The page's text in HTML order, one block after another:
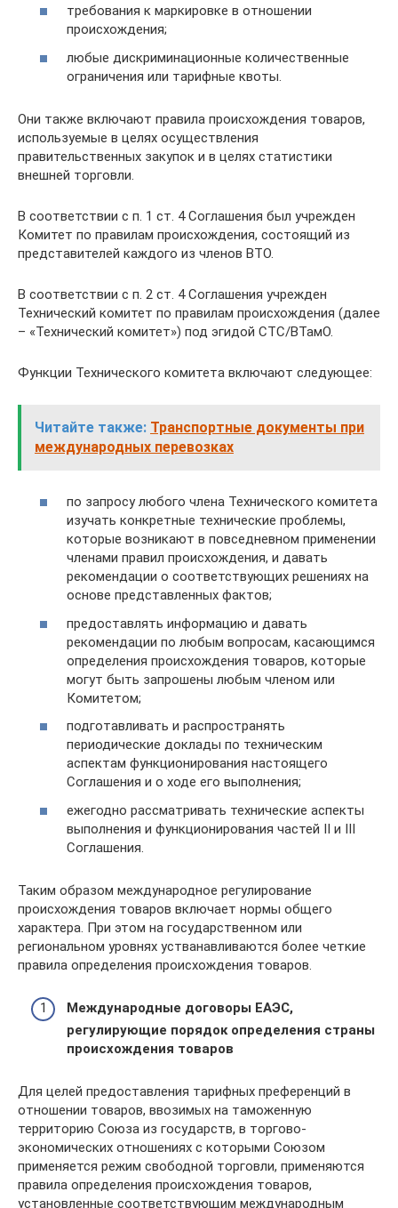
требования к маркировке в отношении
происхождения;
любые дискриминационные количественные
ограничения или тарифные квоты.
Они также включают правила происхождения товаров,
используемые в целях осуществления
правительственных закупок и в целях статистики
внешней торговли.
В соответствии с п. 1 ст. 4 Соглашения был учрежден
Комитет по правилам происхождения, состоящий из
представителей каждого из членов ВТО.
В соответствии с п. 2 ст. 4 Соглашения учрежден
Технический комитет по правилам происхождения (далее
– «Технический комитет») под эгидой СТС/ВТамО.
Функции Технического комитета включают следующее:
Читайте также: Транспортные документы при
международных перевозках
по запросу любого члена Технического комитета
изучать конкретные технические проблемы,
которые возникают в повседневном применении
членами правил происхождения, и давать
рекомендации о соответствующих решениях на
основе представленных фактов;
предоставлять информацию и давать
рекомендации по любым вопросам, касающимся
определения происхождения товаров, которые
могут быть запрошены любым членом или
Комитетом;
подготавливать и распространять
периодические доклады по техническим
аспектам функционирования настоящего
Соглашения и о ходе его выполнения;
ежегодно рассматривать технические аспекты
выполнения и функционирования частей II и III
Соглашения.
Таким образом международное регулирование
происхождения товаров включает нормы общего
характера. При этом на государственном или
региональном уровнях устванавливаются более четкие
правила определения происхождения товаров.
Международные договоры ЕАЭС,
регулирующие порядок определения страны
происхождения товаров
Для целей предоставления тарифных преференций в
отношении товаров, ввозимых на таможенную
территорию Союза из государств, в торгово-
экономических отношениях с которыми Союзом
применяется режим свободной торговли, применяются
правила определения происхождения товаров,
установленные соответствующим международным